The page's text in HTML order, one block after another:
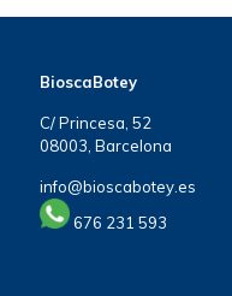
BioscaBotey
C/ Princesa, 52
08003, Barcelona
info@bioscabotey.es
676 231 593